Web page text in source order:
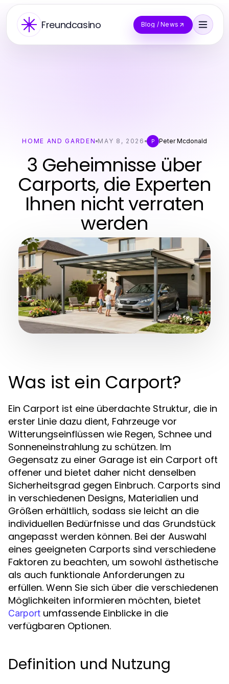
Freundcasino Blog / News
HOME AND GARDEN MAY 8, 2026 P Peter Mcdonald
3 Geheimnisse über
Carports, die Experten
Ihnen nicht verraten
werden
Was ist ein Carport?
Ein Carport ist eine überdachte Struktur, die in
erster Linie dazu dient, Fahrzeuge vor
Witterungseinflüssen wie Regen, Schnee und
Sonneneinstrahlung zu schützen. Im
Gegensatz zu einer Garage ist ein Carport oft
offener und bietet daher nicht denselben
Sicherheitsgrad gegen Einbruch. Carports sind
in verschiedenen Designs, Materialien und
Größen erhältlich, sodass sie leicht an die
individuellen Bedürfnisse und das Grundstück
angepasst werden können. Bei der Auswahl
eines geeigneten Carports sind verschiedene
Faktoren zu beachten, um sowohl ästhetische
als auch funktionale Anforderungen zu
erfüllen. Wenn Sie sich über die verschiedenen
Möglichkeiten informieren möchten, bietet
Carport umfassende Einblicke in die
verfügbaren Optionen.
Definition und Nutzung